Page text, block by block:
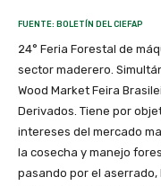
FUENTE: BOLETÍN DEL CIEFAP
24° Feria Forestal de
sector maderero.
Wood Market Feira
Derivados. Tiene por
intereses del mercado
la cosecha y manejo
pasando por el